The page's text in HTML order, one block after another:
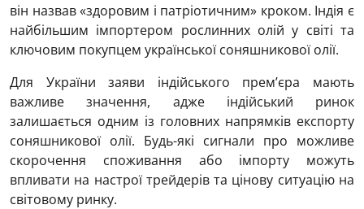
він назвав «здоровим і патріотичним» кроком. Індія є
найбільшим імпортером рослинних олій у світі та
ключовим покупцем української соняшникової олії.
Для України заяви індійського прем’єра мають
важливе значення, адже індійський ринок
залишається одним із головних напрямків експорту
соняшникової олії. Будь-які сигнали про можливе
скорочення споживання або імпорту можуть
впливати на настрої трейдерів та цінову ситуацію на
світовому ринку.